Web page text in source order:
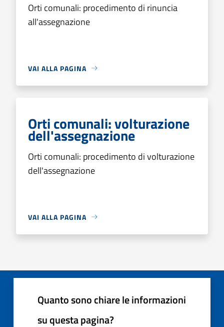
Orti comunali: procedimento di rinuncia
all'assegnazione
VAI ALLA PAGINA
Orti comunali: volturazione
dell'assegnazione
Orti comunali: procedimento di volturazione
dell'assegnazione
VAI ALLA PAGINA
Quanto sono chiare le informazioni
su questa pagina?